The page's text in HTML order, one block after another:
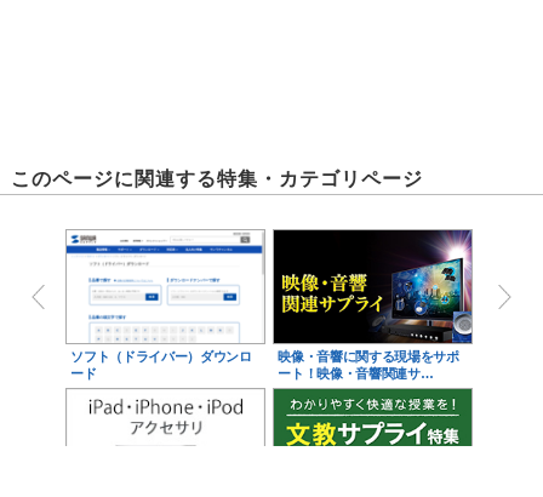
このページに関連する特集・カテゴリページ
ソフト（ドライバー）ダウンロ
ード
映像・音響に関する現場をサポ
ート！映像・音響関連サ…